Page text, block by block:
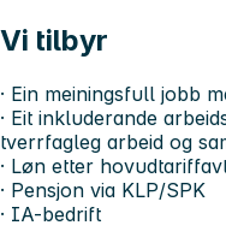
Vi tilbyr
· Ein meiningsfull jobb
· Eit inkluderande
tverrfagleg arbeid og
· Løn etter
· Pensjon via KLP/SPK
· IA-bedrift